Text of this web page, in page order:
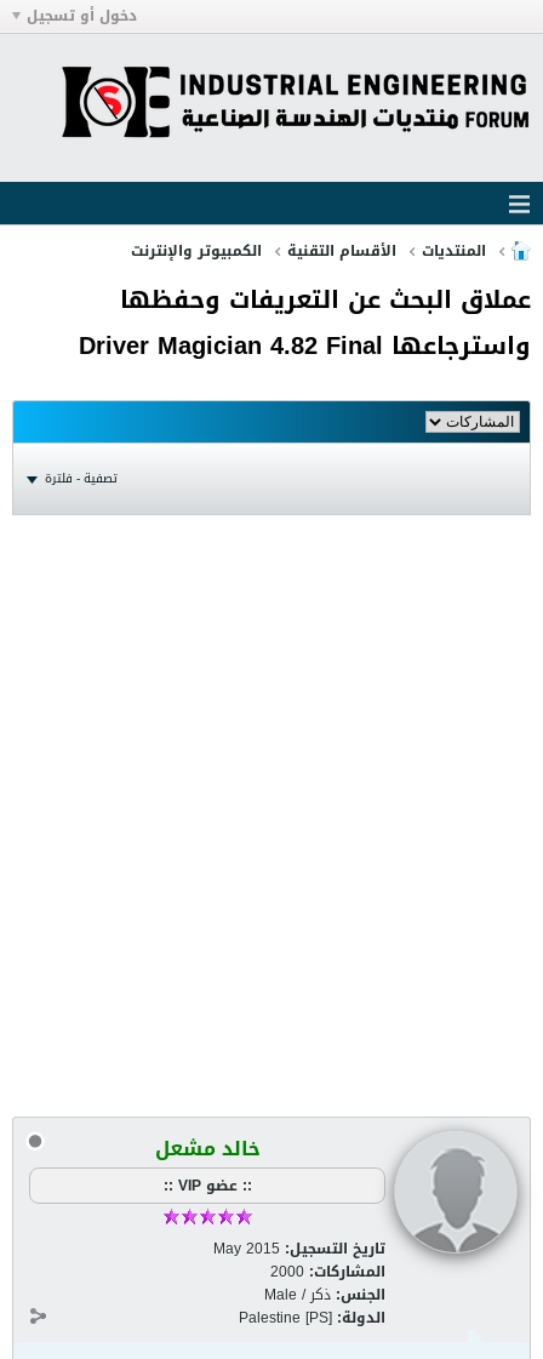
دخول أو تسجيل
المنتديات الأقسام التقنية الكمبيوتر والإنترنت
عملاق البحث عن التعريفات وحفظها
واسترجاعها Driver Magician 4.82 Final
تصفية - فلترة
خالد مشعل
:: عضو VIP ::
تاريخ التسجيل: May 2015
المشاركات: 2000
الجنس: ذكر / Male
الدولة: Palestine [PS]